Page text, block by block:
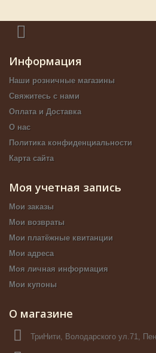
Информация
Наши розничные магазины
Свяжитесь с нами
Оплата и Доставка
О нас
Политика конфиденциальности
Карта сайта
Моя учетная запись
Мои заказы
Мои возвраты
Мои платёжные квитанции
Мои адреса
Моя личная информация
Мои купоны
О магазине
ТриНити, Володарского ул.71,